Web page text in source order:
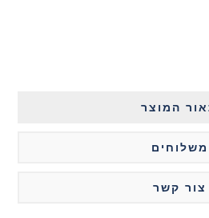
המוצר
משלוחים
צור קשר